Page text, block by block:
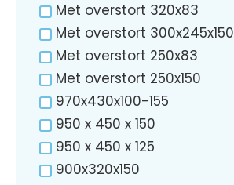
Met overstort 320x83
Met overstort 300x245x150
Met overstort 250x83
Met overstort 250x150
970x430x100-155
950 x 450 x 150
950 x 450 x 125
900x320x150